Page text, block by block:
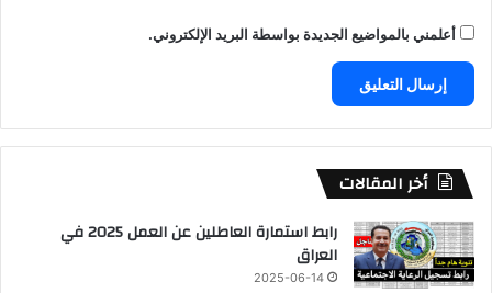
أعلمني بالمواضيع الجديدة بواسطة البريد الإلكتروني.
أخر المقالات
رابط استمارة العاطلين عن العمل 2025 في
العراق
2025-06-14